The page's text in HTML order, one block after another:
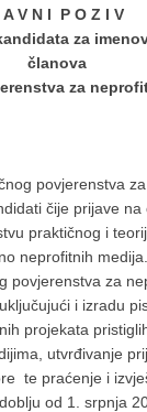
A V N I P O Z I V
za
članova
za
povjerenstva za
čije prijave na
praktičnog i
neprofitnih medija.
za
i izradu
projekata
utvrđivanje
te praćenje i
od 1. srpnja